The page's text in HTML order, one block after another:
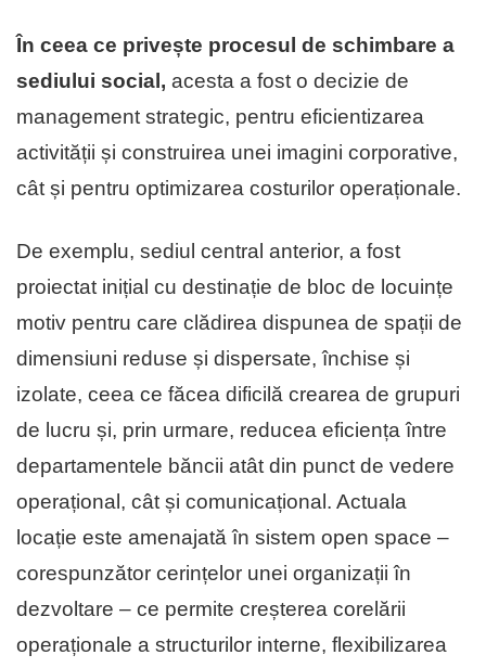
În ceea ce privește procesul de schimbare a
sediului social, acesta a fost o decizie de
management strategic, pentru eficientizarea
activității și construirea unei imagini corporative,
cât și pentru optimizarea costurilor operaționale.
De exemplu, sediul central anterior, a fost
proiectat inițial cu destinație de bloc de locuințe
motiv pentru care clădirea dispunea de spații de
dimensiuni reduse și dispersate, închise și
izolate, ceea ce făcea dificilă crearea de grupuri
de lucru și, prin urmare, reducea eficiența între
departamentele băncii atât din punct de vedere
operațional, cât și comunicațional. Actuala
locație este amenajată în sistem open space –
corespunzător cerințelor unei organizații în
dezvoltare – ce permite creșterea corelării
operaționale a structurilor interne, flexibilizarea